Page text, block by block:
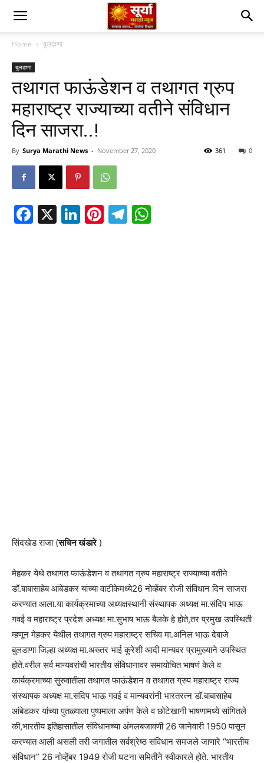
Home बुलढाणा
बुलढाणा
तथागत फाऊंडेशन व तथागत ग्रुप
महाराष्ट्र राज्याच्या वतीने संविधान
दिन साजरा..!
By Surya Marathi News - November 27, 2020 0
361
Facebook
X LinkedIn
Pinterest
Telegram
सिंदखेड राजा (सचिन खंडारे)
मेहकर येथे तथागत फाऊंडेशन व तथागत ग्रुप महाराष्ट्र राज्याच्या वतीने
डॉ.बाबासाहेब आंबेडकर यांच्या वाटीकेमध्ये26 नोव्हेंबर रोजी संविधान दिन साजरा
करण्यात आला.या कार्यक्रमाच्या अध्यक्षस्थानी संस्थापक अध्यक्ष मा.संदिप भाऊ
गवई व महाराष्ट्र प्रदेश अध्यक्ष मा.सुभाष भाऊ बैलके हे होते,तर प्रमुख उपस्थिती
म्हणून मेहकर येथील तथागत ग्रुप महाराष्ट्र सचिव मा.अनिल भाऊ देबाजे
बुलडाणा जिल्हा अध्यक्ष मा.अख्तर भाई कुरेशी आदी मान्यवर प्रामुख्याने उपस्थित
होते.वरील सर्व मान्यवरांची भारतीय संविधानावर समायोचित भाषणं केले व
कार्यक्रमाच्या सुरुवातीला तथागत फाऊंडेशन व तथागत ग्रुप महाराष्ट्र राज्य
संस्थापक अध्यक्ष मा.संदिप भाऊ गवई व मान्यवरांनी भारतरत्न डॉ.बाबासाहेब
आंबेडकर यांच्या पुतळ्याला पुष्पमाला अर्पण केले व छोटेखानी भाषणामध्ये सांगितले
की,भारतीय इतिहासातील संविधानच्या अंमलबजावणी 26 जानेवारी 1950 पासून
करण्यात आली असली तरी जगातील सर्वश्रेष्ठ संविधान समजले जाणारे “भारतीय
संविधान” 26 नोव्हेंबर 1949 रोजी घटना समितीने स्वीकारले होते. भारतीय